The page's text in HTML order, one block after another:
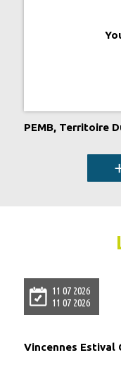
PEMB, Territoire
11 07 2026
11 07 2026
Vincennes Estival